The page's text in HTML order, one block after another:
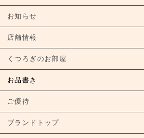
お知らせ
店舗情報
くつろぎのお部屋
お品書き
ご優待
ブランドトップ